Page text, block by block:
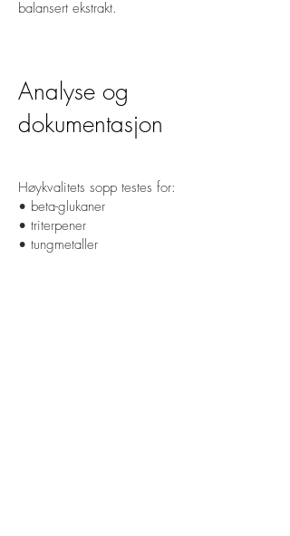
balansert ekstrakt.
Analyse og
dokumentasjon
Høykvalitets sopp testes for:
• beta-glukaner
• triterpener
• tungmetaller